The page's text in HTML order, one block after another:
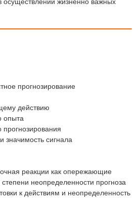
осуществлении жизненно важных
прогнозирование
действию
опыта
прогнозирования
значимость сигнала
реакции как опережающие
неопределенности прогноза
к действиям и неопределенность